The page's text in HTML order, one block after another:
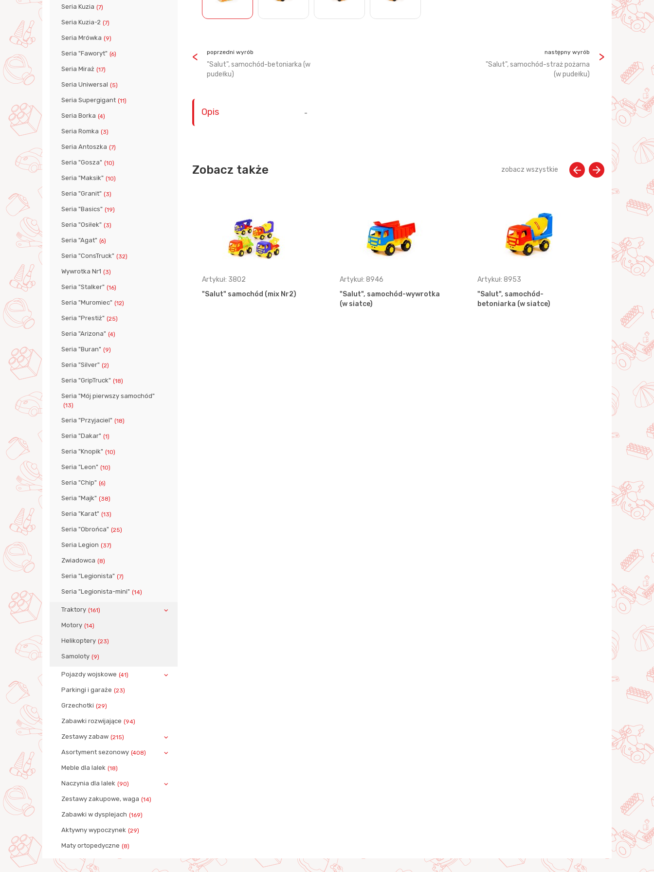
Seria Kuzia (7)
Seria Kuzia-2 (7)
Seria Mrówka (9)
Seria "Faworyt" (6)
Seria Miraż (17)
Seria Uniwersal (5)
Seria Supergigant (11)
Seria Borka (4)
Seria Romka (3)
Seria Antoszka (7)
Seria "Gosza" (10)
Seria "Maksik" (10)
Seria "Granit" (3)
Seria "Basics" (19)
Seria "Osiłek" (3)
Seria "Agat" (6)
Seria "ConsTruck" (32)
Wywrotka Nr1 (3)
Seria "Stalker" (16)
Seria "Muromiec" (12)
Seria "Prestiż" (25)
Seria "Arizona" (4)
Seria "Buran" (9)
Seria "Silver" (2)
Seria "GripTruck" (18)
Seria "Mój pierwszy samochód"
(13)
Seria "Przyjaciel" (18)
Seria "Dakar" (1)
Seria "Knopik" (10)
Seria "Leon" (10)
Seria "Chip" (6)
Seria "Majk" (38)
Seria "Karat" (13)
Seria "Obrońca" (25)
Seria Legion (37)
Zwiadowca (8)
Seria "Legionista" (7)
Seria "Legionista-mini" (14)
Traktory (161)
Motory (14)
Helikoptery (23)
Samoloty (9)
Pojazdy wojskowe (41)
Parkingi i garaże (23)
Grzechotki (29)
Zabawki rozwijające (94)
Zestawy zabaw (215)
Asortyment sezonowy (408)
Meble dla lalek (18)
Naczynia dla lalek (90)
Zestawy zakupowe, waga (14)
Zabawki w dysplejach (169)
Aktywny wypoczynek (29)
Maty ortopedyczne (8)
poprzedni wyrób
"Salut", samochód-betoniarka (w
pudełku)
następny wyrób
"Salut", samochód-straż pożarna
(w pudełku)
Opis -
Zobacz także zobacz wszystkie
samochód-wywrotka + Klocki
Artykuł: 3802
"Salut" samochód (mix Nr2)
Artykuł: 8946
"Salut", samochód-wywrotka
(w siatce)
Artykuł: 8953
"Salut", samochód-
betoniarka (w siatce)
(w siatce)